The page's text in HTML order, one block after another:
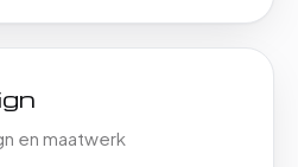
en maatwerk